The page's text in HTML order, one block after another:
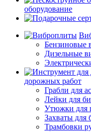
оборудование
Бензиновые
Дизельные
дорожных работ
Грабли для
Лейки для
Утюжки для
Захваты для
Трамбовки